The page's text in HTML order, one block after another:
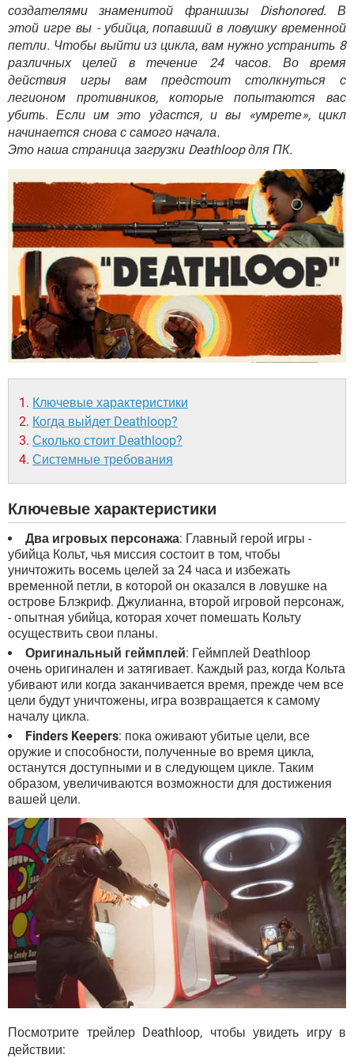
ВИДЕО GOOGLE
YANDEX
создателями знаменитой франшизы Dishonored. В
этой игре вы - убийца, попавший в ловушку временной
петли. Чтобы выйти из цикла, вам нужно устранить 8
различных целей в течение 24 часов. Во время
действия игры вам предстоит столкнуться с
легионом противников, которые попытаются вас
убить. Если им это удастся, и вы «умрете», цикл
начинается снова с самого начала.
Это наша страница загрузки Deathloop для ПК.
Ключевые характеристики
Когда выйдет Deathloop?
Сколько стоит Deathloop?
Системные требования
Ключевые характеристики
Два игровых персонажа: Главный герой игры -
убийца Кольт, чья миссия состоит в том, чтобы
уничтожить восемь целей за 24 часа и избежать
временной петли, в которой он оказался в ловушке на
острове Блэкриф. Джулианна, второй игровой персонаж,
- опытная убийца, которая хочет помешать Кольту
осуществить свои планы.
Оригинальный геймплей: Геймплей Deathloop
очень оригинален и затягивает. Каждый раз, когда Кольта
убивают или когда заканчивается время, прежде чем все
цели будут уничтожены, игра возвращается к самому
началу цикла.
Finders Keepers: пока оживают убитые цели, все
оружие и способности, полученные во время цикла,
останутся доступными и в следующем цикле. Таким
образом, увеличиваются возможности для достижения
вашей цели.
Посмотрите трейлер Deathloop, чтобы увидеть игру в
действии: